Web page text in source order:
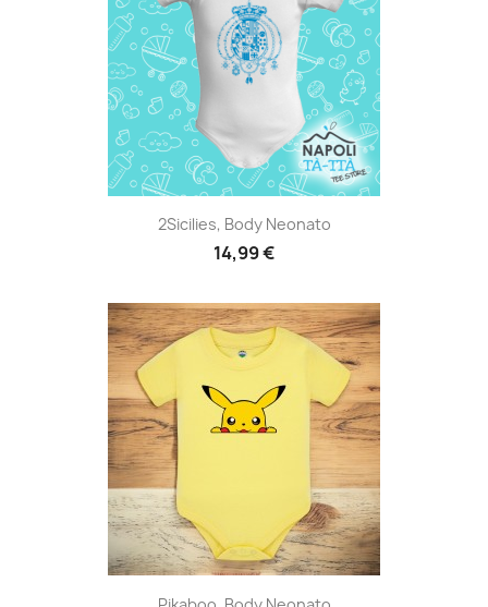
2Sicilies, Body Neonato
14,99 €